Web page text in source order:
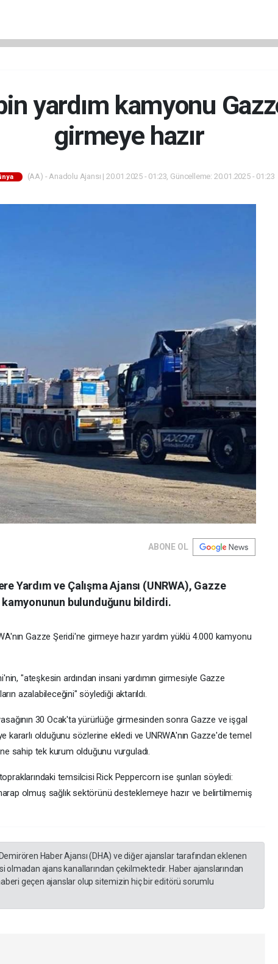
yardım kamyonu
girmeye hazır
(AA) - Anadolu Ajansı | 20.01.2025 - 01:23, Güncelleme: 20.01.2025 - 01:23
ABONE OL
ve Çalışma Ajansı (UNRWA), Gazze
bulunduğunu bildirdi.
Gazze Şeridi'ne girmeye hazır yardım yüklü 4.000 kamyonu
"ateşkesin ardından insani yardımın girmesiyle Gazze
azalabileceğini" söylediği aktarıldı.
30 Ocak'ta yürürlüğe girmesinden sonra Gazze ve işgal
kararlı olduğunu sözlerine ekledi ve UNRWA'nın Gazze'de temel
sahip tek kurum olduğunu vurguladı.
temsilcisi Rick Peppercorn ise şunları söyledi:
olmuş sağlık sektörünü desteklemeye hazır ve belirtilmemiş
Haber Ajansı (DHA) ve diğer ajanslar tarafından eklenen
ajans kanallarından çekilmektedir. Haber ajanslarından
geçen ajanslar olup sitemizin hiç bir editörü sorumlu